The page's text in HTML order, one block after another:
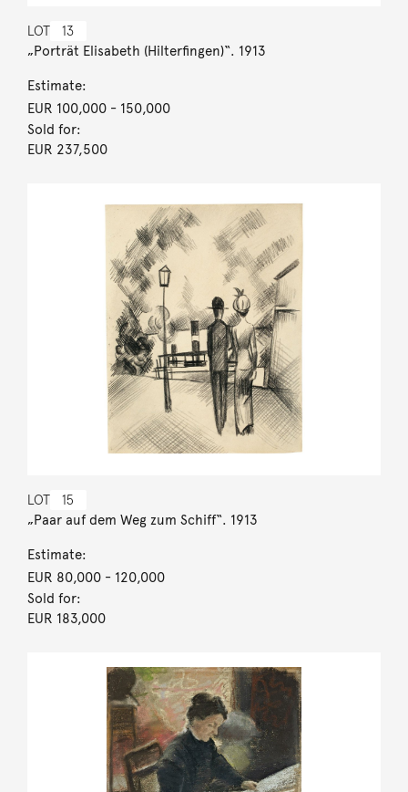
LOT 13
„Porträt Elisabeth (Hilterfingen)“. 1913
Estimate:
EUR 100,000- 150,000
Sold for:
EUR 237,500
LOT 15
„Paar auf dem Weg zum Schiff“. 1913
Estimate:
EUR 80,000- 120,000
Sold for:
EUR 183,000